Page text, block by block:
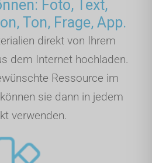
Foto, Text,
Ton, Frage, App.
direkt von Ihrem
dem Internet hochladen.
Ressource im
sie dann in jedem
verwenden.